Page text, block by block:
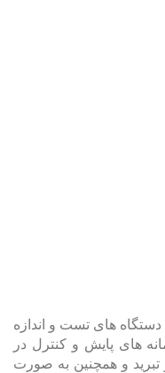
های تست و اندازه
های پایش و کنترل در
و همچنین به صورت